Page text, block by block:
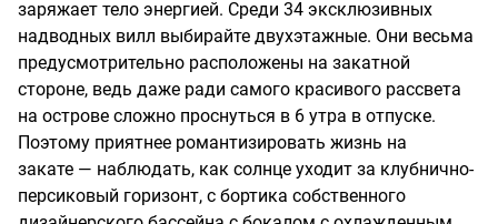
заряжает тело энергией. Среди 34 эксклюзивных
надводных вилл выбирайте двухэтажные. Они весьма
предусмотрительно расположены на закатной
стороне, ведь даже ради самого красивого рассвета
на острове сложно проснуться в 6 утра в отпуске.
Поэтому приятнее романтизировать жизнь на
закате — наблюдать, как солнце уходит за клубнично-
персиковый горизонт, с бортика собственного